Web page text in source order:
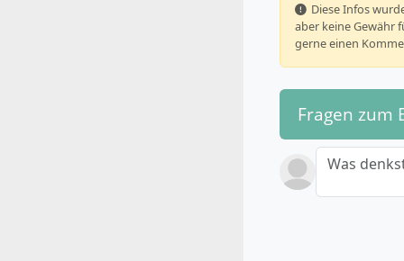
Diese Infos
aber keine Gewähr
gerne einen
Fragen zum
Was